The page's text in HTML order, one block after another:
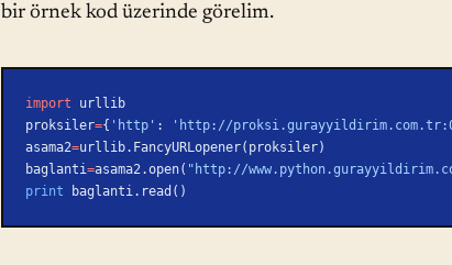
bir örnek kod üzerinde görelim.
import urllib
proksiler={ 'http' : 'http://
asama2=urllib.FancyURLopener(proksiler)
baglanti=asama2.open( "http://
print baglanti.read()